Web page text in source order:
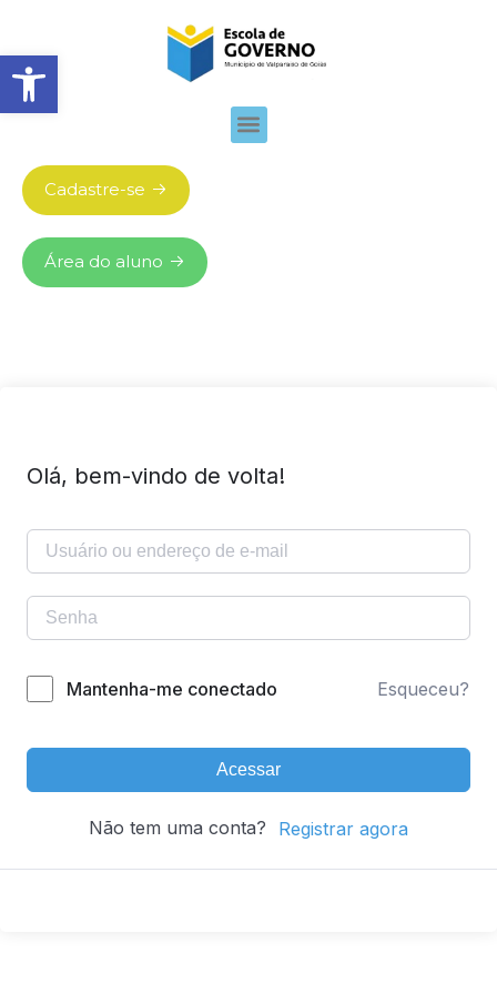
Abrir barra de ferramentas
Cadastre-se
Área do aluno
Olá, bem-vindo de volta!
Mantenha-me conectado Esqueceu?
Acessar
Não tem uma conta? Registrar agora